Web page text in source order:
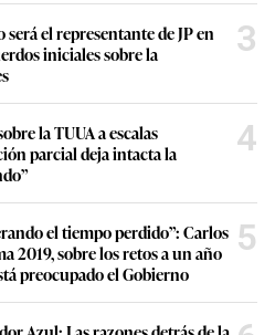
el representante de JP en
iniciales sobre la
3
la TUUA a escalas
parcial deja intacta la
4
el tiempo perdido”: Carlos
2019, sobre los retos a un año
preocupado el Gobierno
5